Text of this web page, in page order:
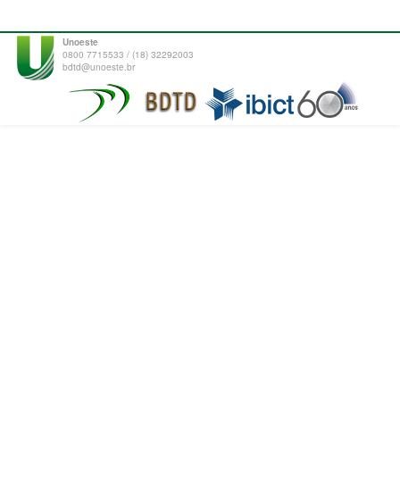
Unoeste
0800 7715533 / (18) 32292003
bdtd@unoeste.br